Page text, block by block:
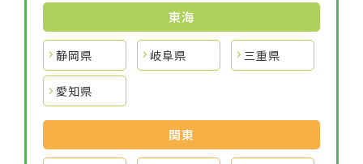
東海
静岡県 岐阜県 三重県
愛知県
関東